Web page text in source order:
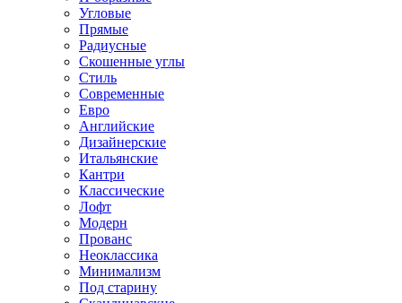
Угловые
Прямые
Радиусные
Скошенные углы
Стиль
Современные
Евро
Английские
Дизайнерские
Итальянские
Кантри
Классические
Лофт
Модерн
Прованс
Неоклассика
Минимализм
Под старину